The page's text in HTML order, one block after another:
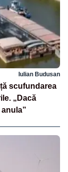
Iulian Budusan
scufundarea
„Dacă